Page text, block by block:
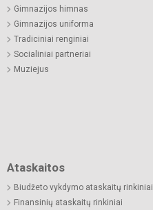
Gimnazijos himnas
Gimnazijos uniforma
Tradiciniai renginiai
Socialiniai partneriai
Muziejus
Ataskaitos
Biudžeto vykdymo ataskaitų rinkiniai
Finansinių ataskaitų rinkiniai